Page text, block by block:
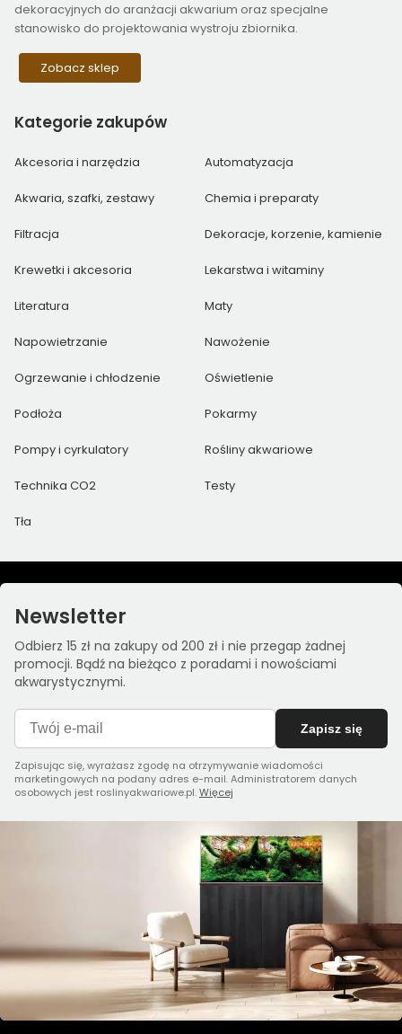
dekoracyjnych do aranżacji akwarium oraz specjalne
stanowisko do projektowania wystroju zbiornika.
Zobacz sklep
Kategorie zakupów
Akcesoria i narzędzia Automatyzacja
Akwaria, szafki, zestawy Chemia i preparaty
Filtracja Dekoracje, korzenie, kamienie
Krewetki i akcesoria Lekarstwa i witaminy
Literatura Maty
Napowietrzanie Nawożenie
Ogrzewanie i chłodzenie Oświetlenie
Podłoża Pokarmy
Pompy i cyrkulatory Rośliny akwariowe
Technika CO2 Testy
Tła
Newsletter
Odbierz 15 zł na zakupy od 200 zł i nie przegap żadnej
promocji. Bądź na bieżąco z poradami i nowościami
akwarystycznymi.
Zapisz się
Zapisując się, wyrażasz zgodę na otrzymywanie wiadomości
marketingowych na podany adres e-mail. Administratorem danych
osobowych jest roslinyakwariowe.pl.Więcej